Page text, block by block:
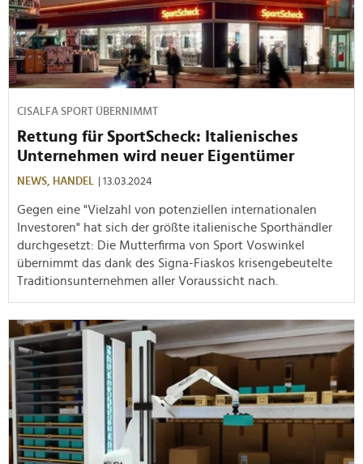
CISALFA SPORT ÜBERNIMMT
Rettung für SportScheck: Italienisches
Unternehmen wird neuer Eigentümer
NEWS, HANDEL | 13.03.2024
Gegen eine "Vielzahl von potenziellen internationalen
Investoren" hat sich der größte italienische Sporthändler
durchgesetzt: Die Mutterfirma von Sport Voswinkel
übernimmt das dank des Signa-Fiaskos krisengebeutelte
Traditionsunternehmen aller Voraussicht nach.